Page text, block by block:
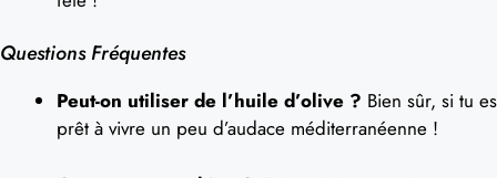
Questions Fréquentes
Peut-on utiliser de l’huile d’olive ? Bien sûr, si tu es
prêt à vivre un peu d’audace méditerranéenne !